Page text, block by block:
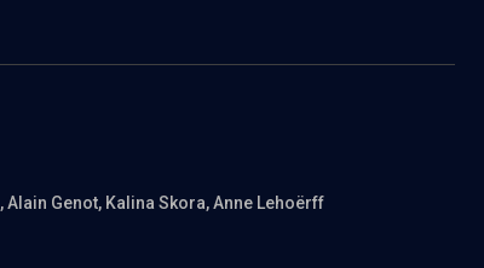
, Alain Genot, Kalina Skora, Anne Lehoërff